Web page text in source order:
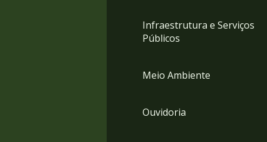
Infraestrutura e Serviços
Públicos
Meio Ambiente
Ouvidoria